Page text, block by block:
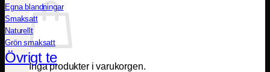
Inga produkter i varukorgen.
Egna blandningar
Smaksatt
Naturellt
Grön smaksatt
Övrigt te